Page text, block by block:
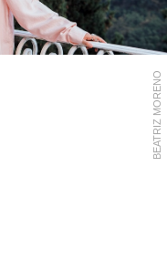
BEATRIZ MORENO